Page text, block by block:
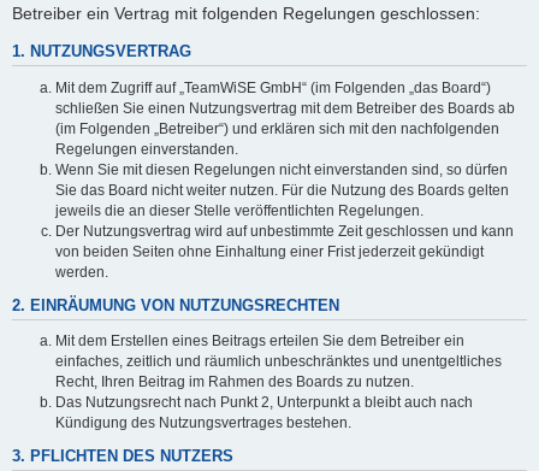
Betreiber ein Vertrag mit folgenden Regelungen geschlossen:
1. NUTZUNGSVERTRAG
Mit dem Zugriff auf „TeamWiSE GmbH“ (im Folgenden „das Board“)
schließen Sie einen Nutzungsvertrag mit dem Betreiber des Boards ab
(im Folgenden „Betreiber“) und erklären sich mit den nachfolgenden
Regelungen einverstanden.
Wenn Sie mit diesen Regelungen nicht einverstanden sind, so dürfen
Sie das Board nicht weiter nutzen. Für die Nutzung des Boards gelten
jeweils die an dieser Stelle veröffentlichten Regelungen.
Der Nutzungsvertrag wird auf unbestimmte Zeit geschlossen und kann
von beiden Seiten ohne Einhaltung einer Frist jederzeit gekündigt
werden.
2. EINRÄUMUNG VON NUTZUNGSRECHTEN
Mit dem Erstellen eines Beitrags erteilen Sie dem Betreiber ein
einfaches, zeitlich und räumlich unbeschränktes und unentgeltliches
Recht, Ihren Beitrag im Rahmen des Boards zu nutzen.
Das Nutzungsrecht nach Punkt 2, Unterpunkt a bleibt auch nach
Kündigung des Nutzungsvertrages bestehen.
3. PFLICHTEN DES NUTZERS